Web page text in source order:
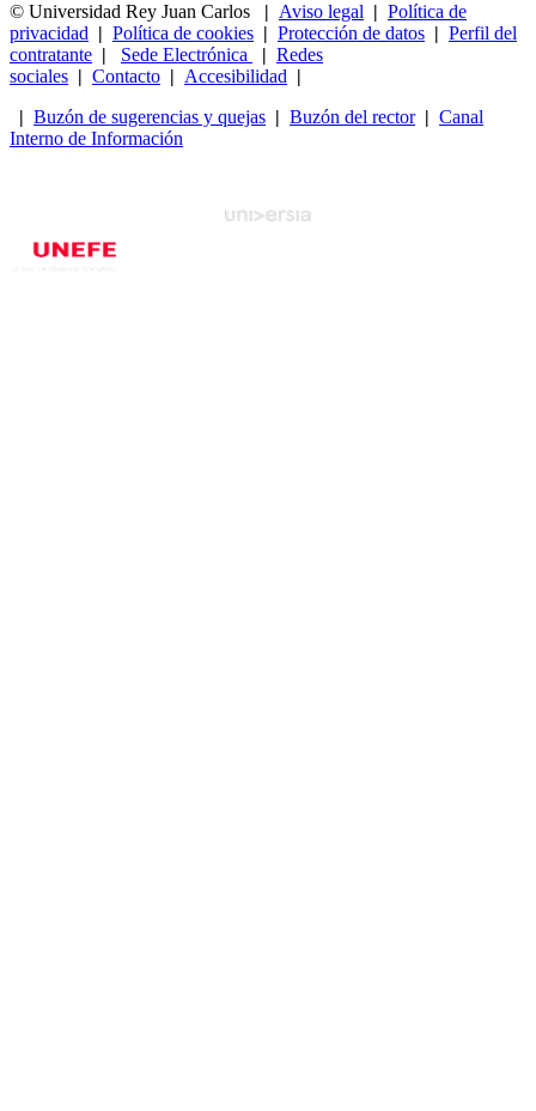
© Universidad Rey Juan Carlos
| Aviso legal | Política de
privacidad | Política de cookies | Protección de datos | Perfil del
contratante | Sede Electrónica | Redes
sociales | Contacto | Accesibilidad |
| Buzón de sugerencias y quejas | Buzón del rector| Canal
Interno de Información